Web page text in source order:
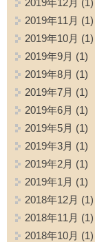
2019年12月 (1)
2019年11月 (1)
2019年10月 (1)
2019年9月 (1)
2019年8月 (1)
2019年7月 (1)
2019年6月 (1)
2019年5月 (1)
2019年3月 (1)
2019年2月 (1)
2019年1月 (1)
2018年12月 (1)
2018年11月 (1)
2018年10月 (1)